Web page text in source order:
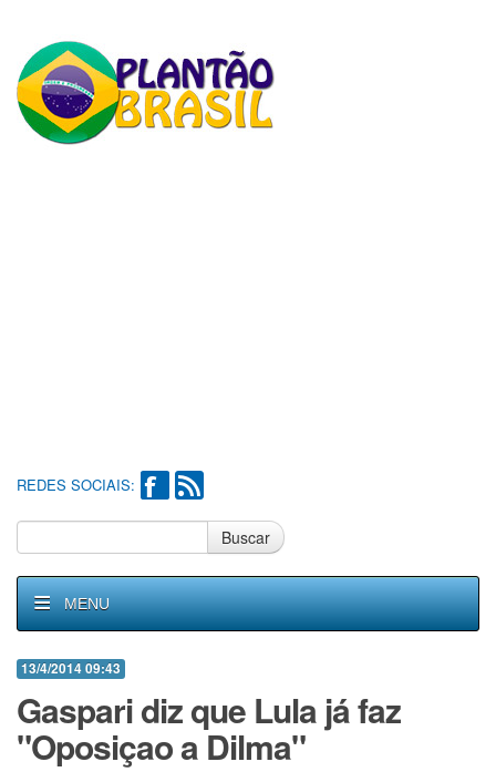
REDES SOCIAIS:
Buscar
MENU
13/4/2014 09:43
Gaspari diz que Lula já faz
"Oposiçao a Dilma"